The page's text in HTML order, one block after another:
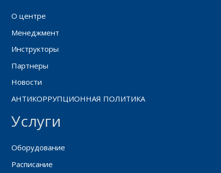
О центре
Менеджмент
Инструкторы
Партнеры
Новости
АНТИКОРРУПЦИОННАЯ ПОЛИТИКА
Услуги
Оборудование
Расписание